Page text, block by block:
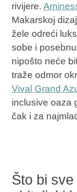
rivijere.
Makarskoj
žele odreći
sobe i
nipošto neće
traže odmor
Vival Grand
inclusive oaza
čak i za
Što bi